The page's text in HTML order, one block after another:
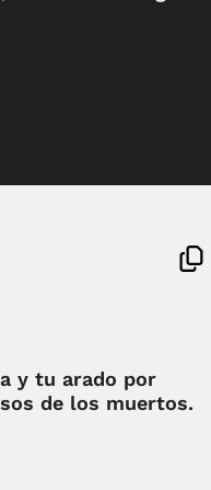
y tu arado por
de los muertos.